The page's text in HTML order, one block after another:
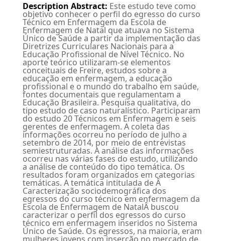
Description Abstract: Este estudo teve como
objetivo conhecer o perfil do egresso do curso
Técnico em Enfermagem da Escola de
Enfermagem de Natal que atuava no Sistema
Único de Saúde a partir da implementação das
Diretrizes Curriculares Nacionais para a
Educação Profissional de Nível Técnico. No
aporte teórico utilizaram-se elementos
conceituais de Freire, estudos sobre a
educação em enfermagem, a educação
profissional e o mundo do trabalho em saúde,
fontes documentais que regulamentam a
Educação Brasileira. Pesquisa qualitativa, do
tipo estudo de caso naturalístico. Participaram
do estudo 20 Técnicos em Enfermagem e seis
gerentes de enfermagem. A coleta das
informações ocorreu no período de julho a
setembro de 2014, por meio de entrevistas
semiestruturadas. A análise das informações
ocorreu nas várias fases do estudo, utilizando
a análise de conteúdo do tipo temática. Os
resultados foram organizados em categorias
temáticas. A temática intitulada de Â
Caracterização sociodemográfica dos
egressos do curso técnico em enfermagem da
Escola de Enfermagem de NatalÂ buscou
caracterizar o perfil dos egressos do curso
técnico em enfermagem inseridos no Sistema
Único de Saúde. Os egressos, na maioria, eram